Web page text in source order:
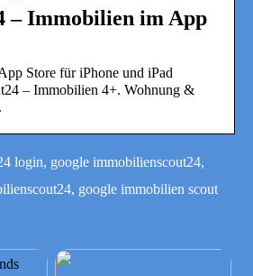
– Immobilien im App
Store für iPhone und iPad
– Immobilien 4+. Wohnung &
login, google immobilienscout24,
google immobilien scout